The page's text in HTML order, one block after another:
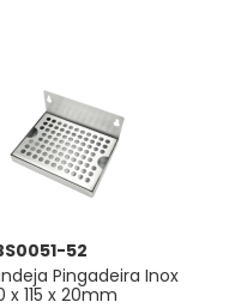
52
Pingadeira Inox
x 115 x 20mm